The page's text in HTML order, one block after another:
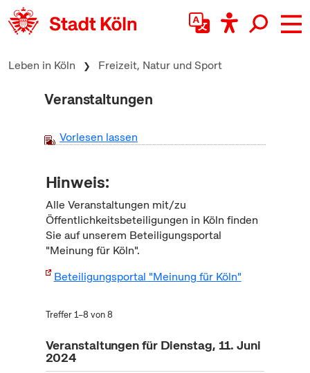
zum Inhalt springen
Leben in Köln Freizeit, Natur und Sport
Veranstaltungen
Vorlesen lassen
Hinweis:
Alle Veranstaltungen mit/zu
Öffentlichkeitsbeteiligungen in Köln finden
Sie auf unserem Beteiligungsportal
"Meinung für Köln".
Beteiligungsportal "Meinung für Köln"
Treffer 1–8 von 8
Veranstaltungen für Dienstag, 11. Juni
2024